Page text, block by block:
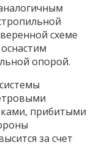
схеме
опорой.
прибитыми
за счет